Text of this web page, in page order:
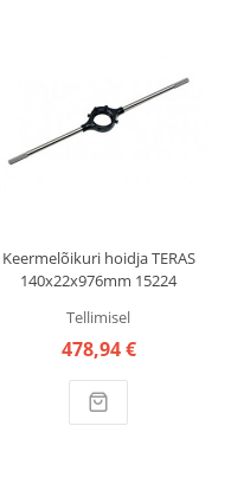
Keermelõikuri hoidja TERAS
140x22x976mm 15224
Tellimisel
478,94 €